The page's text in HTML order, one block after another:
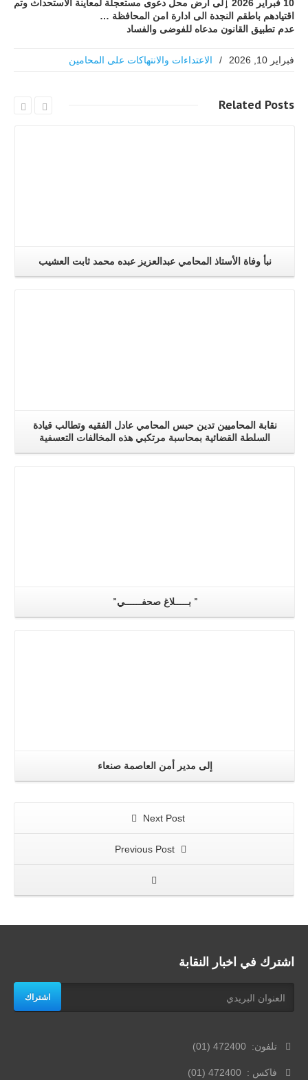
10 فبراير 2026 ٳلى ارض محل دعوى مستعجلة لمعاينة الاستحداث وتم
اقتيادهم باطقم النجدة الى ادارة امن المحافظة …
عدم تطبيق القانون مدعاه للفوضى والفساد
فبراير 10, 2026 / الاعتداءات والانتهاكات على المحامين
Related Posts
نبأ وفاة الأستاذ المحامي عبدالعزيز عبده محمد ثابت العشيب
نقابة المحاميين تدين حبس المحامي عادل الفقيه وتطالب قيادة
السلطة القضائية بمحاسبة مرتكبي هذه المخالفات التعسفية
” بـــــلاغ صحفــــــي”
إلى مدير أمن العاصمة صنعاء
Next Post
Previous Post
اشترك في اخبار النقابة
اشتراك
تلفون: 472400 (01)
فاكس : 472400 (01)